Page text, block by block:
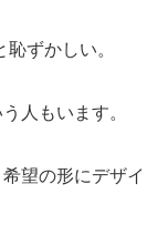
ずかしい。
人もいます。
望の形にデザイ